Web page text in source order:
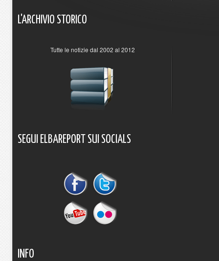
L'ARCHIVIO STORICO
Tutte le notizie dal 2002 al 2012
SEGUI ELBAREPORT SUI SOCIALS
INFO